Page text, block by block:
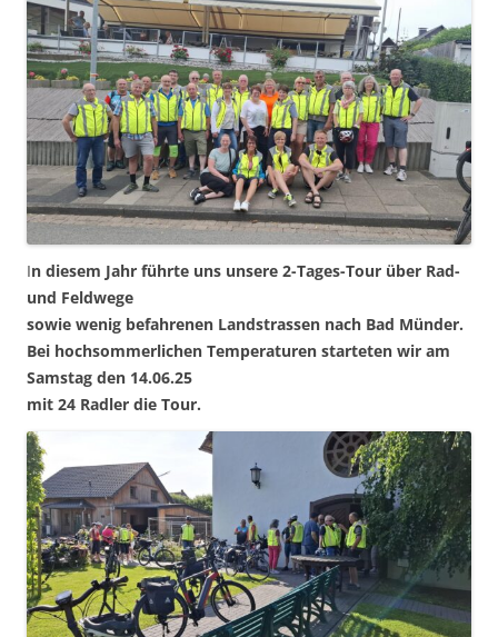
In diesem Jahr führte uns unsere 2-Tages-Tour über Rad-
und Feldwege
sowie wenig befahrenen Landstrassen nach Bad Münder.
Bei hochsommerlichen Temperaturen starteten wir am
Samstag den 14.06.25
mit 24 Radler die Tour.